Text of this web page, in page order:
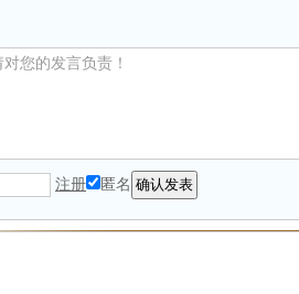
注册 匿名